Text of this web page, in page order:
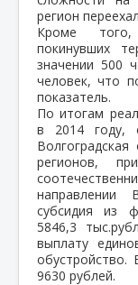
регион
Кроме
покинувших
значении 500
человек, что
показатель.
По итогам
в 2014 году,
регионов,
направлении
субсидия из
5846,3
выплату
обустройство.
9630 рублей.